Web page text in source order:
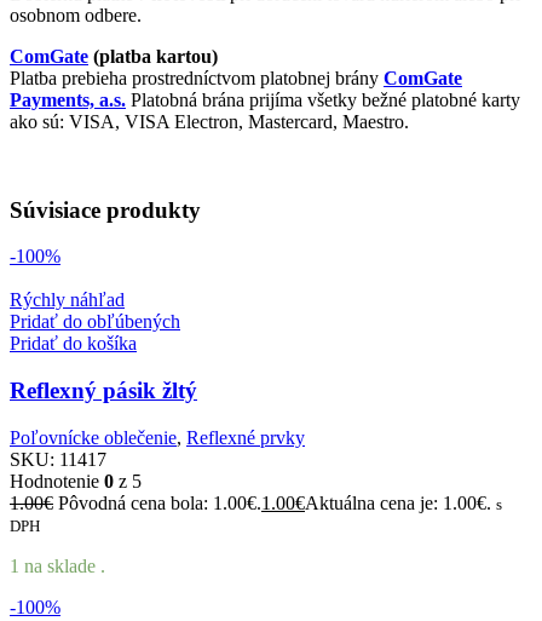
osobnom odbere.
ComGate (platba kartou)
Platba prebieha prostredníctvom platobnej brány ComGate
Payments, a.s. Platobná brána prijíma všetky bežné platobné karty
ako sú: VISA, VISA Electron, Mastercard, Maestro.
Súvisiace produkty
-100%
Rýchly náhľad
Pridať do obľúbených
Pridať do košíka
Reflexný pásik žltý
Poľovnícke oblečenie, Reflexné prvky
SKU: 11417
Hodnotenie 0 z 5
1.00€ Pôvodná cena bola: 1.00€.1.00€Aktuálna cena je: 1.00€. s
DPH
1 na sklade .
-100%